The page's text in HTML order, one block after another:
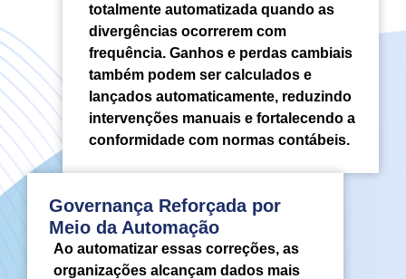
totalmente automatizada quando as
divergências ocorrerem com
frequência. Ganhos e perdas cambiais
também podem ser calculados e
lançados automaticamente, reduzindo
intervenções manuais e fortalecendo a
conformidade com normas contábeis.
Governança Reforçada por
Meio da Automação
Ao automatizar essas correções, as
organizações alcançam dados mais